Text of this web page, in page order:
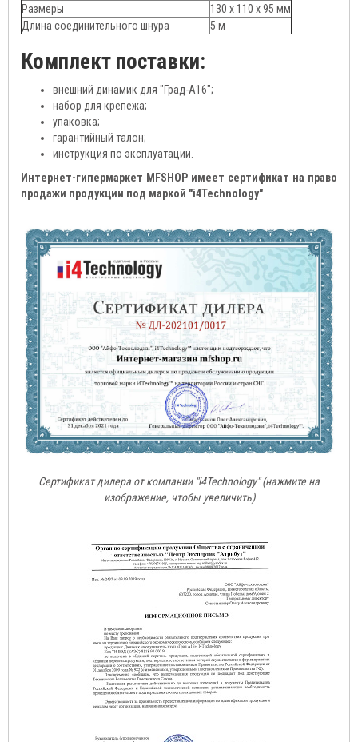
Размеры
130 х 110 х 95 мм
Длина соединительного шнура
5 м
Комплект поставки:
внешний динамик для "Град-А16";
набор для крепежа;
упаковка;
гарантийный талон;
инструкция по эксплуатации.
Интернет-гипермаркет MFSHOP имеет сертификат на право
продажи продукции под маркой "i4Technology"
Сертификат дилера от компании "i4Technology" (нажмите на
изображение, чтобы увеличить)